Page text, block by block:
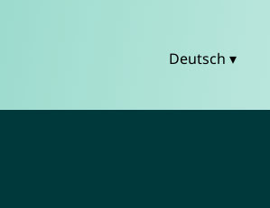
Deutsch ▾